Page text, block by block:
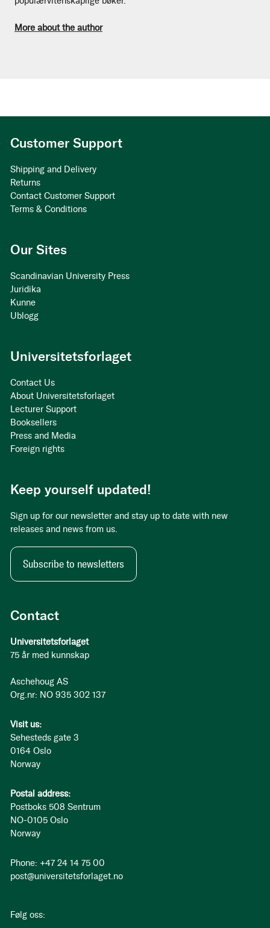
More about the author
Contact
Universitetsforlaget
75 år med kunnskap
Aschehoug AS
Org.nr: NO 935 302 137
Visit us:
Sehesteds gate 3
0164 Oslo
Norway
Postal address:
Postboks 508 Sentrum
NO-0105 Oslo
Norway
Phone: +47 24 14 75 00
post@universitetsforlaget.no
Følg oss:
Customer Support
Shipping and Delivery
Returns
Contact Customer Support
Terms & Conditions
Our Sites
Scandinavian University Press
Juridika
Kunne
Ublogg
Universitetsforlaget
Contact Us
About Universitetsforlaget
Lecturer Support
Booksellers
Press and Media
Foreign rights
Keep yourself updated!
Sign up for our newsletter and stay up to date with new
releases and news from us.
Subscribe to newsletters